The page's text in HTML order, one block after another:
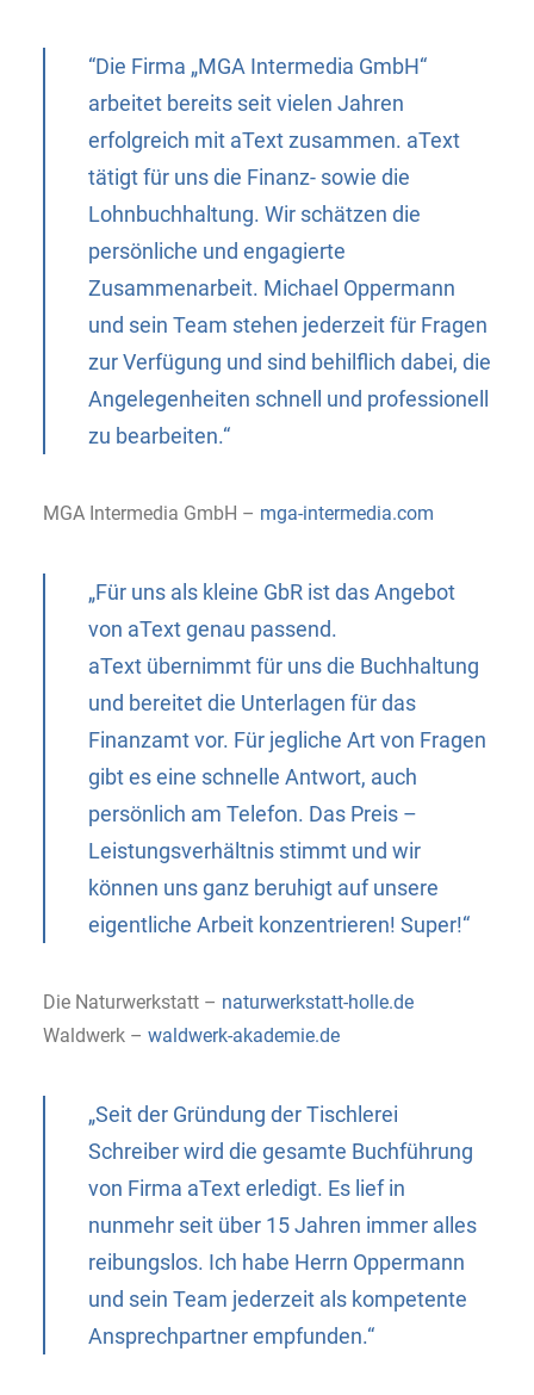
“Die Firma „MGA Intermedia GmbH“
arbeitet bereits seit vielen Jahren
erfolgreich mit aText zusammen. aText
tätigt für uns die Finanz- sowie die
Lohnbuchhaltung. Wir schätzen die
persönliche und engagierte
Zusammenarbeit. Michael Oppermann
und sein Team stehen jederzeit für Fragen
zur Verfügung und sind behilflich dabei, die
Angelegenheiten schnell und professionell
zu bearbeiten.“
MGA Intermedia GmbH – mga-intermedia.com
„Für uns als kleine GbR ist das Angebot
von aText genau passend.
aText übernimmt für uns die Buchhaltung
und bereitet die Unterlagen für das
Finanzamt vor. Für jegliche Art von Fragen
gibt es eine schnelle Antwort, auch
persönlich am Telefon. Das Preis –
Leistungsverhältnis stimmt und wir
können uns ganz beruhigt auf unsere
eigentliche Arbeit konzentrieren! Super!“
Die Naturwerkstatt – naturwerkstatt-holle.de
Waldwerk – waldwerk-akademie.de
„Seit der Gründung der Tischlerei
Schreiber wird die gesamte Buchführung
von Firma aText erledigt. Es lief in
nunmehr seit über 15 Jahren immer alles
reibungslos. Ich habe Herrn Oppermann
und sein Team jederzeit als kompetente
Ansprechpartner empfunden.“